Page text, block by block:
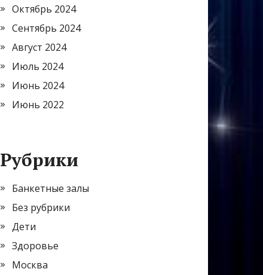
Октябрь 2024
Сентябрь 2024
Август 2024
Июль 2024
Июнь 2024
Июнь 2022
Рубрики
Банкетные залы
Без рубрики
Дети
Здоровье
Москва